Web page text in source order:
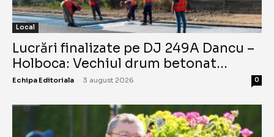
Local
Lucrări finalizate pe DJ 249A Dancu –
Holboca: Vechiul drum betonat...
Echipa Editoriala - 3 august 2026 0